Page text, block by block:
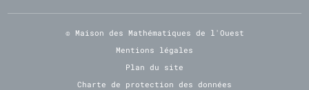
© Maison des Mathématiques de l'Ouest
Mentions légales
Plan du site
Charte de protection des données